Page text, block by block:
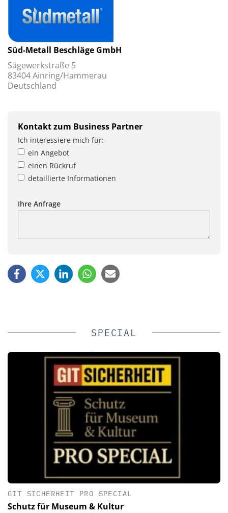
Süd-Metall Beschläge GmbH
Sägewerkstraße 5
83404 Ainring/Hammerau
Deutschland
Kontakt zum Business Partner
Ich interessiere mich für:
ein Angebot
einen Rückruf
detaillierte Informationen
Ihre Anfrage
SPECIAL
GIT SICHERHEIT PRO SPECIAL
Schutz für Museum & Kultur